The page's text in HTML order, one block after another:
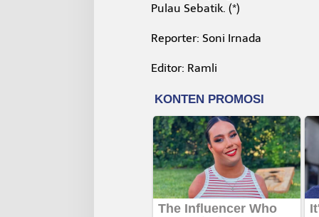
Pulau Sebatik. (*)
Reporter: Soni Irnada
Editor: Ramli